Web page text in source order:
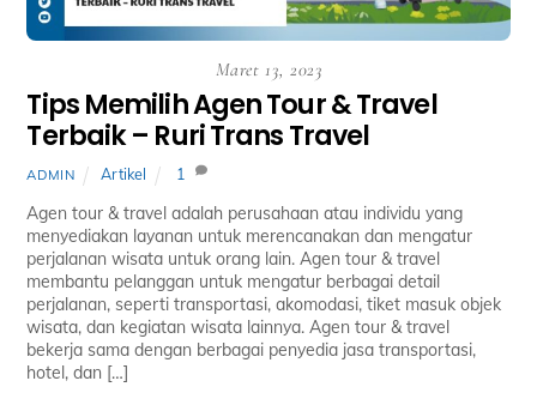
Maret 13, 2023
Tips Memilih Agen Tour & Travel
Terbaik – Ruri Trans Travel
ADMIN Artikel 1
Agen tour & travel adalah perusahaan atau individu yang
menyediakan layanan untuk merencanakan dan mengatur
perjalanan wisata untuk orang lain. Agen tour & travel
membantu pelanggan untuk mengatur berbagai detail
perjalanan, seperti transportasi, akomodasi, tiket masuk objek
wisata, dan kegiatan wisata lainnya. Agen tour & travel
bekerja sama dengan berbagai penyedia jasa transportasi,
hotel, dan […]